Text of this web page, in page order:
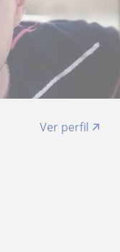
Ver perfil